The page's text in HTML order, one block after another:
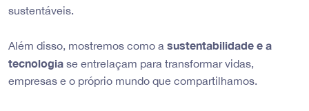
sustentáveis.
Além disso, mostremos como a sustentabilidade e a
tecnologia se entrelaçam para transformar vidas,
empresas e o próprio mundo que compartilhamos.